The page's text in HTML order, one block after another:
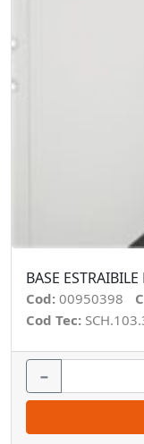
BASE
Cod: 00950398
Cod Tec:
−